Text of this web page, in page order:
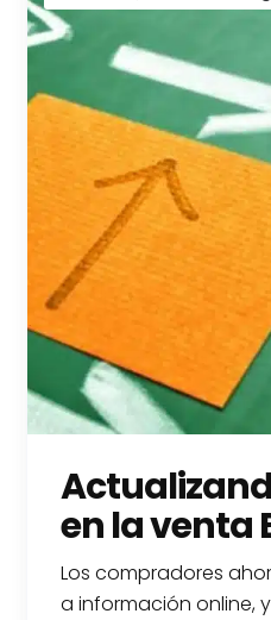
en la venta
Los compradores
a información online,